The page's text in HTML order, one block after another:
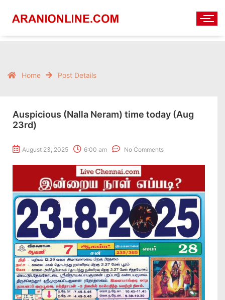
Home Post Details
Auspicious (Nalla Neram) time today (Aug
23rd)
August 23, 2025 6:00 am No Comments